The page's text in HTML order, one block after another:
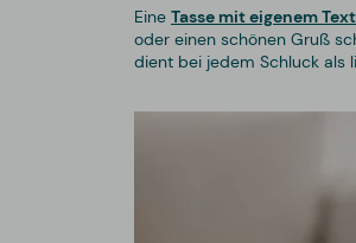
Eine Tasse mit eigenem
oder einen schönen Gruß
dient bei jedem Schluck als